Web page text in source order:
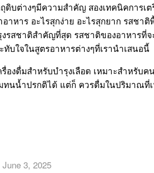
ดิบต่างๆมีความสำคัญ สองเทคนิคการเ
าหาร อะไรสุกง่าย อะไรสุกยาก รสชา
รสชาติสำคัญที่สุด รสชาติของอาหารที่จ
ทับใจในสูตรอาหารต่างๆที่เรานำเสนอนี้
องดื่มสำหรับบำรุงเลือด เหมาะสำหรับ
ทนน้ำปรกติได้ แต่ก็ ควรดื่มในปริมาณที่
3, 2025